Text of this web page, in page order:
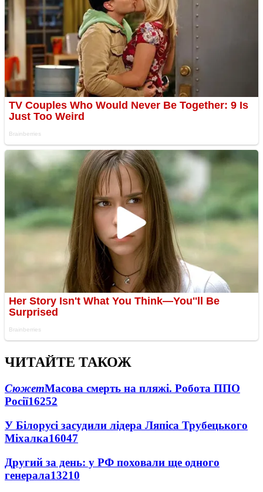
ЧИТАЙТЕ ТАКОЖ
СюжетМасова смерть на пляжі. Робота ППО
Росії16252
У Білорусі засудили лідера Ляпіса Трубецького
Міхалка16047
Другий за день: у РФ поховали ще одного
генерала13210